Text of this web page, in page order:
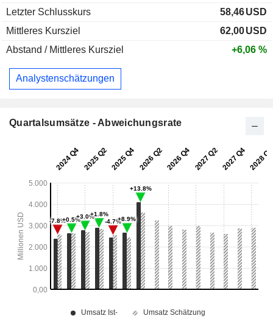
Letzter Schlusskurs
58,46USD
Mittleres Kursziel
62,00USD
Abstand / Mittleres Kursziel
+6,06 %
Analystenschätzungen
Quartalsumsätze - Abweichungsrate